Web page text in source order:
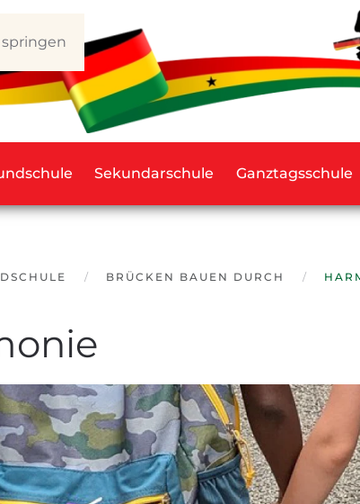
Sekundarschule Ganztagsschule
BRÜCKEN BAUEN DURCH